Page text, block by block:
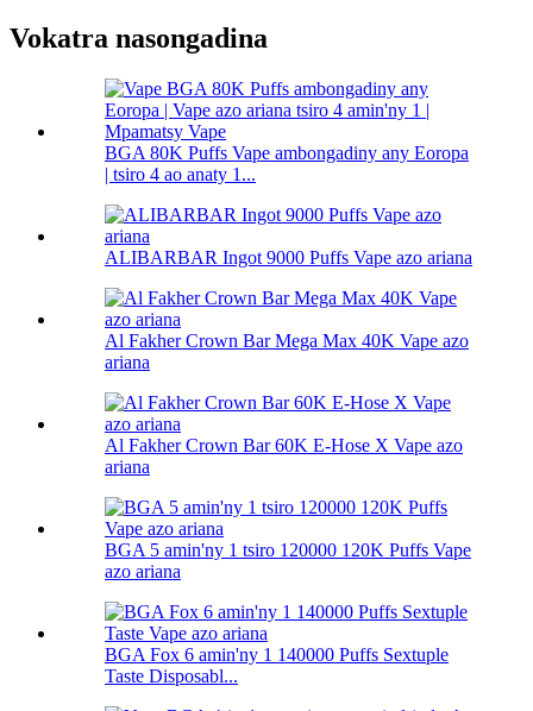
Vokatra nasongadina
BGA 80K Puffs Vape ambongadiny any Eoropa
| tsiro 4 ao anaty 1...
ALIBARBAR Ingot 9000 Puffs Vape azo ariana
Al Fakher Crown Bar Mega Max 40K Vape azo
ariana
Al Fakher Crown Bar 60K E-Hose X Vape azo
ariana
BGA 5 amin'ny 1 tsiro 120000 120K Puffs Vape
azo ariana
BGA Fox 6 amin'ny 1 140000 Puffs Sextuple
Taste Disposabl...